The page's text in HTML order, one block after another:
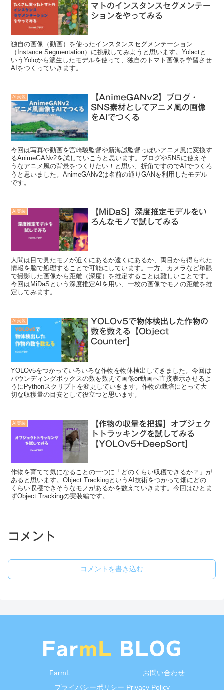
マトのインスタンスセグメンテー
ションをやってみる
独自の画像（動画）を使ったインスタンスセグメンテーション
（Instance Segmentation）に挑戦してみようと思います。Yolactと
いうYoloから派生したモデルを使って、独自のトマト画像を学習させ
AIをつくっていきます。
AI実装
【AnimeGANv2】ブログ・
SNS素材としてアニメ風の画像
をAIでつくる
今回は写真や動画を宮崎駿監督や新海誠監督っぽいアニメ風に変換す
るAnimeGANv2を試していこうと思います。ブログやSNSに使えそ
うなアニメ風の背景をつくりたい！と思い、折角ですのでAIでつくろ
うと思いました。AnimeGANv2は名前の通りGANを利用したモデル
です。
AI実装
【MiDaS】深度推定モデルをい
ろんなモノで試してみる
人間は目で見たモノが近くにあるか遠くにあるか、両目から得られた
情報を脳で処理することで可能にしています。一方、カメラなど単眼
で撮影した画像から距離（深度）を推定することは難しいことです。
今回はMiDaSという深度推定AIを用い、一枚の画像でモノの距離を推
定してみます。
AI実装
YOLOv5で物体検出した作物の
数を数える【Object
Counter】
YOLOv5をつかっていろいろな作物を物体検出してきました。今回は
バウンディングボックスの数を数えて画像or動画へ直接表示させるよ
うにPythonスクリプトを変更していきます。作物の栽培にとって大
切な収穫量の目安として役立つと思います。
AI実装
【作物の収量を把握】オブジェク
トトラッキングを試してみる
【YOLOv5+DeepSort】
作物を育てて気になることの一つに「どのくらい収穫できるか？」が
あると思います。Object TrackingというAI技術をつかって畑にどの
くらい収穫できそうなモノがあるかを数えていきます。今回はひとま
ずObject Trackingの実装編です。
コメント
コメントを書き込む
FarmL
お問い合わせ
プライバシーポリシー Privacy Policy